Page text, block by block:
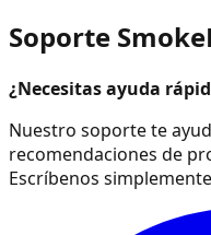
Soporte
¿Necesitas ayuda
Nuestro soporte te
recomendaciones de
Escríbenos